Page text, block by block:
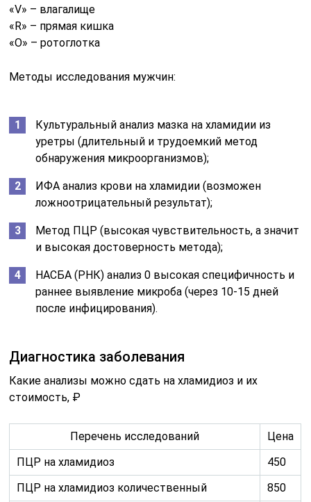
«V» – влагалище
«R» – прямая кишка
«O» – ротоглотка
Методы исследования мужчин:
Культуральный анализ мазка на хламидии из
уретры (длительный и трудоемкий метод
обнаружения микроорганизмов);
ИФА анализ крови на хламидии (возможен
ложноотрицательный результат);
Метод ПЦР (высокая чувствительность, а значит
и высокая достоверность метода);
НАСБА (РНК) анализ 0 высокая специфичность и
раннее выявление микроба (через 10-15 дней
после инфицирования).
Диагностика заболевания
Какие анализы можно сдать на хламидиоз и их
стоимость, ₽
Перечень исследований
Цена
ПЦР на хламидиоз
450
ПЦР на хламидиоз количественный
850